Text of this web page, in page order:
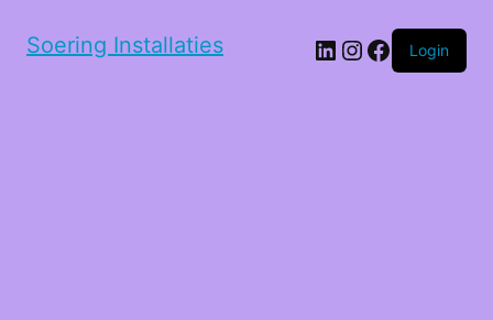
Soering Installaties LinkedIn
Instagram
Facebook
Login